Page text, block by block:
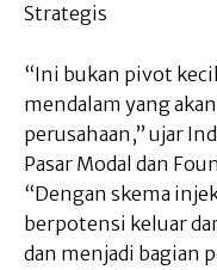
Strategis
“Ini bukan pivot
mendalam yang
perusahaan,” ujar
Pasar Modal dan
“Dengan skema
berpotensi keluar
dan menjadi bagian